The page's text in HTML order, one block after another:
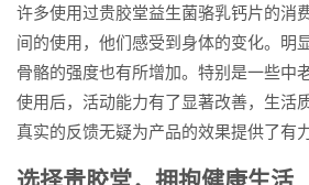
许多使用过贵胶堂益生菌骆乳钙片的消
间的使用，他们感受到身体的变化。明
骨骼的强度也有所增加。特别是一些中
使用后，活动能力有了显著改善，生活
真实的反馈无疑为产品的效果提供了有
选择贵胶堂，拥抱健康生活